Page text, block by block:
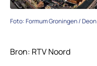
Foto: Formum Groningen /
Bron: RTV Noord